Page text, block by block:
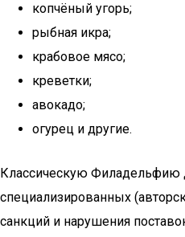
копчёный угорь;
рыбная икра;
крабовое мясо;
креветки;
авокадо;
огурец и другие.
Классическую Филадельфию
специализированных
санкций и нарушения